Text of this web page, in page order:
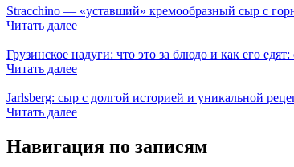
Stracchino — «уставший» кремообразный сыр с
Читать далее
Грузинское надуги: что это за блюдо и как его
Читать далее
Jarlsberg: сыр с долгой историей и уникальной
Читать далее
Навигация по записям